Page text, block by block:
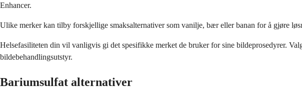
Enhancer.
Ulike merker kan tilby forskjellige smaksalternativer som vanilje, bær eller banan for å gjøre
Helsefasiliteten din vil vanligvis gi det spesifikke merket de bruker for sine bildeprosedyrer.
bildebehandlingsutstyr.
Bariumsulfat alternativer